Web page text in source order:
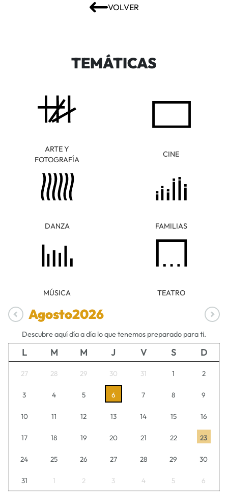
VOLVER
TEMÁTICAS
ARTE Y
FOTOGRAFÍA
CINE
DANZA FAMILIAS
MÚSICA TEATRO
Agosto2026
Descubre aquí día a día lo que tenemos preparado para ti.
L M M J V S D
27 28 29 30 31 1 2
3 4 5 6 7 8 9
10 11 12 13 14 15 16
17 18 19 20 21 22 23
24 25 26 27 28 29 30
31 1 2 3 4 5 6